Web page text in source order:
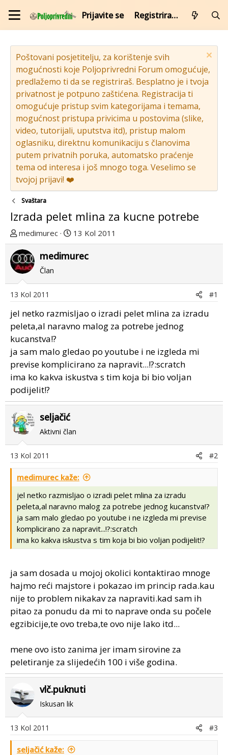
Prijavite se Registrirajte se
Poštovani posjetitelju, za korištenje svih
mogućnosti koje Poljoprivredni Forum omogućuje,
predlažemo ti da se registriraš. Besplatno je i tvoja
privatnost je potpuno zaštićena. Registracija ti
omogućuje pristup svim kategorijama i temama,
mogućnost pristupa privicima u postovima (slike,
video, tutorijali, uputstva itd), pristup malom
oglasniku, direktnu komunikaciju s članovima
putem privatnih poruka, automatsko praćenje
tema od interesa i još mnogo toga. Veselimo se
tvojoj prijavi! ❤️
Svaštara
Izrada pelet mlina za kucne potrebe
T
e
m
u
p
k
r
e
u
o
medimurec
D
a
t
r
v
o
o
s
t
13 Kol 2011
medimurec
Član
13 Kol 2011 #1
jel netko razmisljao o izradi pelet mlina za izradu
peleta,al naravno malog za potrebe jednog
kucanstva!?
ja sam malo gledao po youtube i ne izgleda mi
previse komplicirano za napravit...!?:scratch
ima ko kakva iskustva s tim koja bi bio voljan
podijelit!?
seljačić
Aktivni član
13 Kol 2011 #2
medimurec kaže:
jel netko razmisljao o izradi pelet mlina za izradu
peleta,al naravno malog za potrebe jednog kucanstva!?
ja sam malo gledao po youtube i ne izgleda mi previse
komplicirano za napravit...!?:scratch
ima ko kakva iskustva s tim koja bi bio voljan podijelit!?
ja sam dosada u mojoj okolici kontaktirao mnoge
hajmo reći majstore i pokazao im princip rada.kau
nije to problem nikakav za napraviti.kad sam ih
pitao za ponudu da mi to naprave onda su počele
egzibicije,te ovo treba,te ovo nije lako itd...
mene ovo isto zanima jer imam sirovine za
peletiranje za slijedećih 100 i više godina.
vlč.puknuti
Iskusan lik
13 Kol 2011 #3
seljačić kaže: